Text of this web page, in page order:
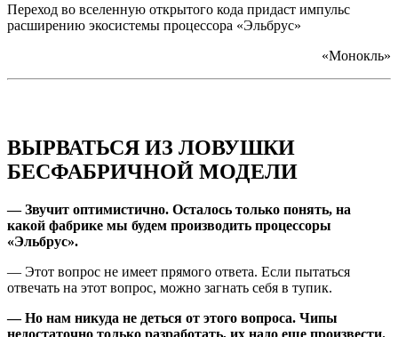
Переход во вселенную открытого кода придаст импульс
расширению экосистемы процессора «Эльбрус»
«Монокль»
ВЫРВАТЬСЯ ИЗ ЛОВУШКИ
БЕСФАБРИЧНОЙ МОДЕЛИ
— Звучит оптимистично. Осталось только понять, на
какой фабрике мы будем производить процессоры
«Эльбрус».
— Этот вопрос не имеет прямого ответа. Если пытаться
отвечать на этот вопрос, можно загнать себя в тупик.
— Но нам никуда не деться от этого вопроса. Чипы